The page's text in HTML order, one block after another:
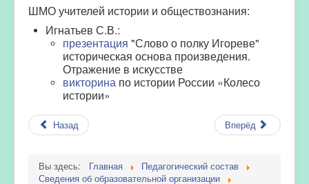
ШМО учителей истории и обществознания:
Игнатьев С.В.:
презентация "Слово о полку Игореве"
историческая основа произведения.
Отражение в искусстве
викторина по истории России «Колесо
истории»
Назад Вперёд
Вы здесь: Главная
Педагогический состав
Сведения об образовательной организации